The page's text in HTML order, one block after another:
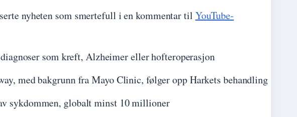
nyheten som smertefull i en kommentar til YouTube-
som kreft, Alzheimer eller hofteroperasjon
med bakgrunn fra Mayo Clinic, følger opp Harkets behandling
sykdommen, globalt minst 10 millioner